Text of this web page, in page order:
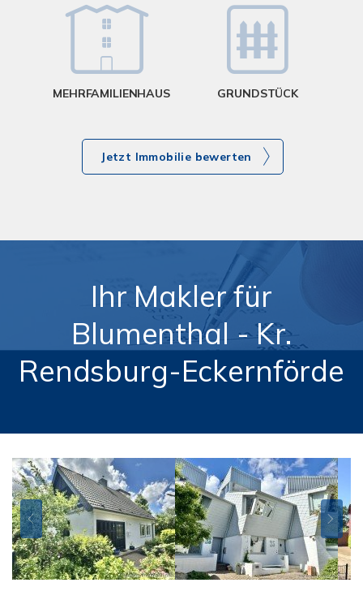
MEHRFAMILIENHAUS GRUNDSTÜCK
Jetzt Immobilie bewerten
Ihr Makler für
Blumenthal - Kr.
Rendsburg-Eckernförde